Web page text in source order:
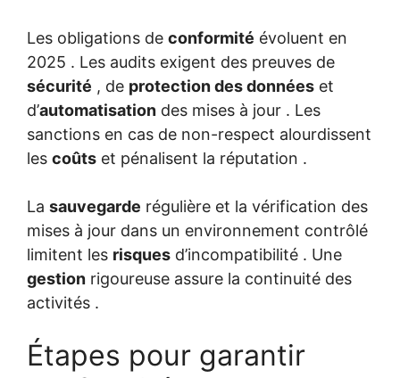
Les obligations de conformité évoluent en
2025 . Les audits exigent des preuves de
sécurité , de protection des données et
d’automatisation des mises à jour . Les
sanctions en cas de non-respect alourdissent
les coûts et pénalisent la réputation .
La sauvegarde régulière et la vérification des
mises à jour dans un environnement contrôlé
limitent les risques d’incompatibilité . Une
gestion rigoureuse assure la continuité des
activités .
Étapes pour garantir